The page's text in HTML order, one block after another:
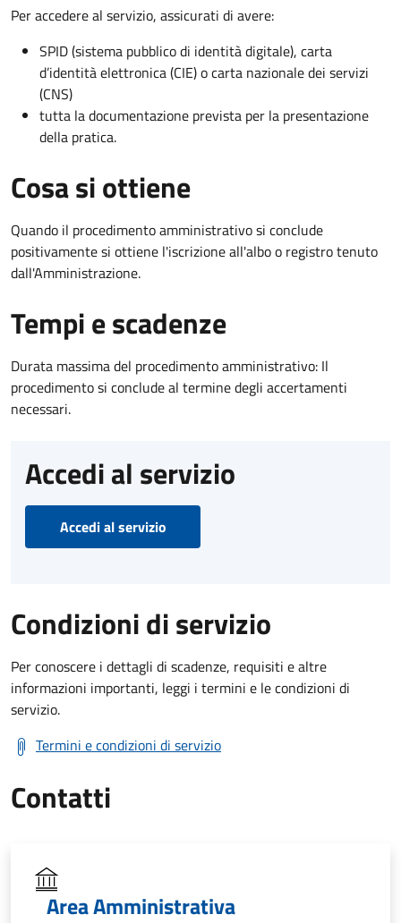
Per accedere al servizio, assicurati di avere:
SPID (sistema pubblico di identità digitale), carta
d’identità elettronica (CIE) o carta nazionale dei servizi
(CNS)
tutta la documentazione prevista per la presentazione
della pratica.
Cosa si ottiene
Quando il procedimento amministrativo si conclude
positivamente si ottiene l'iscrizione all'albo o registro tenuto
dall'Amministrazione.
Tempi e scadenze
Durata massima del procedimento amministrativo: Il
procedimento si conclude al termine degli accertamenti
necessari.
Accedi al servizio
Accedi al servizio
Condizioni di servizio
Per conoscere i dettagli di scadenze, requisiti e altre
informazioni importanti, leggi i termini e le condizioni di
servizio.
Termini e condizioni di servizio
Contatti
Area Amministrativa